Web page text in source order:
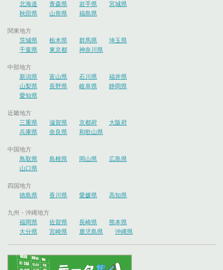
北海道
青森県 岩手県
宮城県
秋田県
山形県 福島県
関東地方
茨城県
栃木県 群馬県
埼玉県
千葉県
東京都 神奈川県
中部地方
新潟県
富山県 石川県
福井県
山梨県
長野県 岐阜県
静岡県
愛知県
近畿地方
三重県
滋賀県 京都府
大阪府
兵庫県
奈良県 和歌山県
中国地方
鳥取県
島根県 岡山県
広島県
山口県
四国地方
徳島県
香川県 愛媛県 高知県
九州・沖縄地方
福岡県
佐賀県 長崎県
熊本県
大分県
宮崎県 鹿児島県 沖縄県